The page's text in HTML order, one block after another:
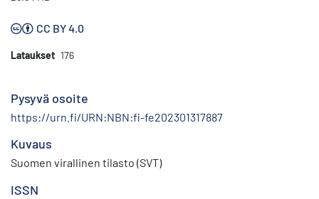
CC BY 4.0
Lataukset 176
Pysyvä osoite
https://urn.fi/URN:NBN:fi-fe202301317887
Kuvaus
Suomen virallinen tilasto (SVT)
ISSN